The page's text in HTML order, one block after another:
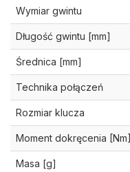
Wymiar gwintu
Długość gwintu [mm]
Średnica [mm]
Technika połączeń
Rozmiar klucza
Moment dokręcenia [Nm]
Masa [g]